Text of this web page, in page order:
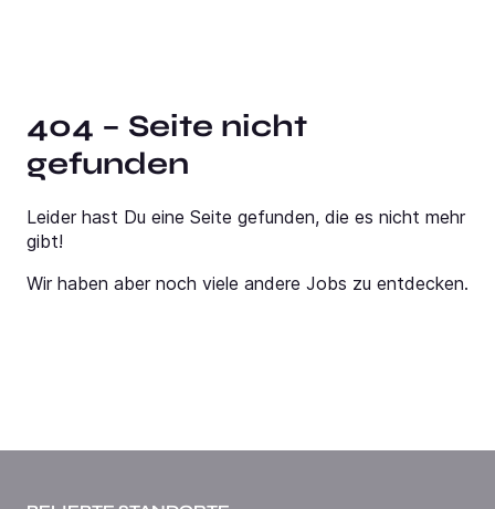
404 – Seite nicht
gefunden
Leider hast Du eine Seite gefunden, die es nicht mehr
gibt!
Wir haben aber noch viele andere Jobs zu entdecken.